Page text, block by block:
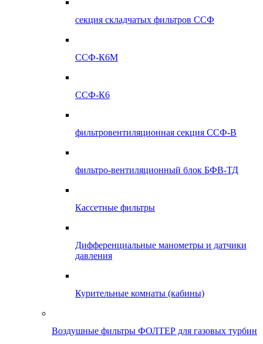
секция складчатых фильтров ССФ
ССФ-К6М
ССФ-К6
фильтровентиляционная секция ССФ-В
фильтро-вентиляционный блок БФВ-ТД
Кассетные фильтры
Дифференциальные манометры и датчики
давления
Курительные комнаты (кабины)
Воздушные фильтры ФОЛТЕР для газовых турбин